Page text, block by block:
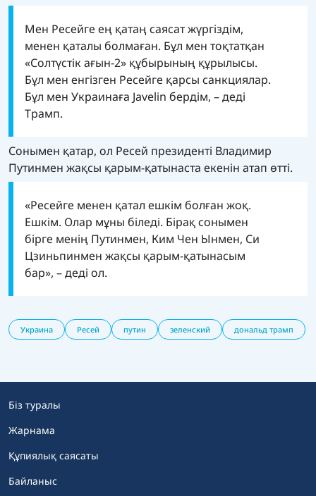
Мен Ресейге ең қатаң саясат жүргіздім,
менен қаталы болмаған. Бұл мен тоқтатқан
«Солтүстік ағын-2» құбырының құрылысы.
Бұл мен енгізген Ресейге қарсы санкциялар.
Бұл мен Украинаға Javelin бердім, – деді
Трамп.
Сонымен қатар, ол Ресей президенті Владимир
Путинмен жақсы қарым-қатынаста екенін атап өтті.
«Ресейге менен қатал ешкім болған жоқ.
Ешкім. Олар мұны біледі. Бірақ сонымен
бірге менің Путинмен, Ким Чен Ынмен, Си
Цзиньпинмен жақсы қарым-қатынасым
бар», – деді ол.
Украина Ресей путин зеленский дональд трамп
Біз туралы
Жарнама
Құпиялық саясаты
Байланыс